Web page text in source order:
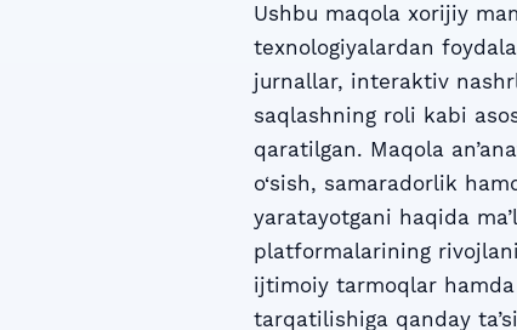
Ushbu maqola xorijiy
texnologiyalardan
jurnallar, interaktiv
saqlashning roli kabi
qaratilgan. Maqola
o‘sish, samaradorlik
yaratayotgani haqida
platformalarining
ijtimoiy tarmoqlar
tarqatilishiga qanday